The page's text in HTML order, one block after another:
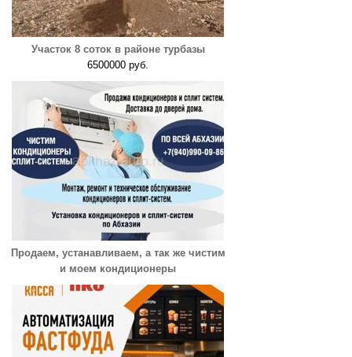
Участок 8 соток в районе турбазы
6500000 руб.
Продаем, устанавливаем, а так же чистим
и моем кондиционеры